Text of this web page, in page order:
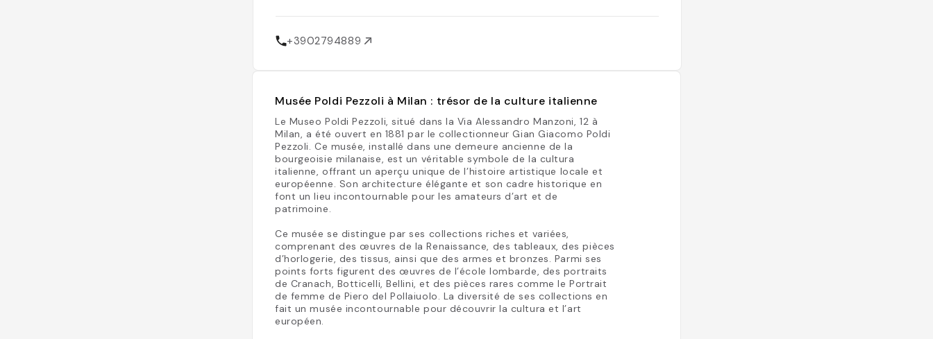
+3902794889
Musée Poldi Pezzoli à Milan : trésor de la culture italienne
Le Museo Poldi Pezzoli, situé dans la Via Alessandro Manzoni, 12 à
Milan, a été ouvert en 1881 par le collectionneur Gian Giacomo Poldi
Pezzoli. Ce musée, installé dans une demeure ancienne de la
bourgeoisie milanaise, est un véritable symbole de la cultura
italienne, offrant un aperçu unique de l’histoire artistique locale et
européenne. Son architecture élégante et son cadre historique en
font un lieu incontournable pour les amateurs d’art et de
patrimoine.
Ce musée se distingue par ses collections riches et variées,
comprenant des œuvres de la Renaissance, des tableaux, des pièces
d’horlogerie, des tissus, ainsi que des armes et bronzes. Parmi ses
points forts figurent des œuvres de l’école lombarde, des portraits
de Cranach, Botticelli, Bellini, et des pièces rares comme le Portrait
de femme de Piero del Pollaiuolo. La diversité de ses collections en
fait un musée incontournable pour découvrir la cultura et l’art
européen.